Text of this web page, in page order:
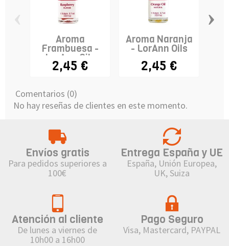
Aroma
Frambuesa -
LorAnn Oils
2,45 €
Aroma Naranja
- LorAnn Oils
2,45 €
›
Comentarios (0)
No hay reseñas de clientes en este momento.
Envíos gratis
Para pedidos superiores a
100€
Entrega España y UE
España, Unión Europea,
UK, Suiza
Atención al cliente
De lunes a viernes de
10h00 a 16h00
Pago Seguro
Visa, Mastercard, PAYPAL